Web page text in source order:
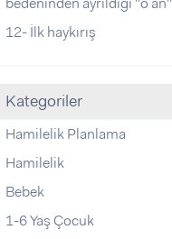
12- İlk haykırış
Kategoriler
Hamilelik Planlama
Hamilelik
Bebek
1-6 Yaş Çocuk